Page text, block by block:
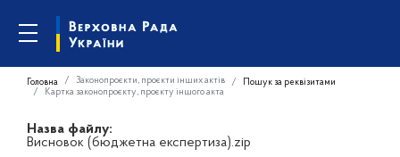
Головна Законопроєкти, проєкти інших актів
Пошук за реквізитами
Картка законопроєкту, проєкту іншого акта
Назва файлу:
Висновок (бюджетна експертиза).zip